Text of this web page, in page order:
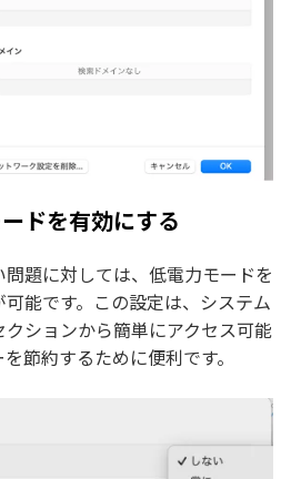
ドを有効にする
題に対しては、低電力モードを
能です。この設定は、システム
ションから簡単にアクセス可能
節約するために便利です。